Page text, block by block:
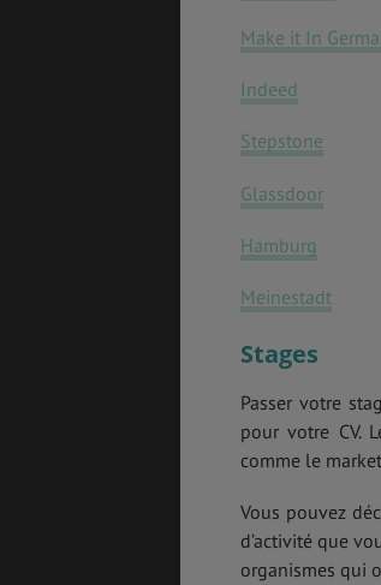
Make it In
Indeed
Stepstone
Glassdoor
Hamburg
Meinestadt
Stages
Passer votre
pour votre CV.
comme le
Vous pouvez
d’activité que
organismes qui